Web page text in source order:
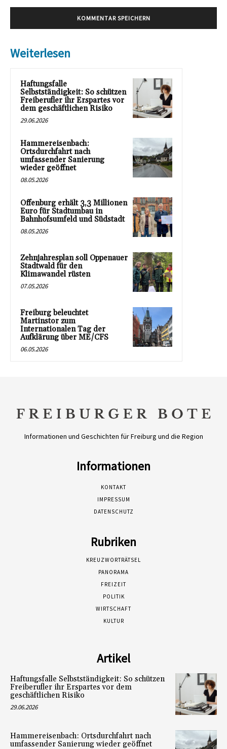
Weiterlesen
Haftungsfalle
Selbstständigkeit: So schützen
Freiberufler ihr Erspartes vor
dem geschäftlichen Risiko
29.06.2026
Hammereisenbach:
Ortsdurchfahrt nach
umfassender Sanierung
wieder geöffnet
08.05.2026
Offenburg erhält 3,3 Millionen
Euro für Stadtumbau in
Bahnhofsumfeld und Südstadt
08.05.2026
Zehnjahresplan soll Oppenauer
Stadtwald für den
Klimawandel rüsten
07.05.2026
Freiburg beleuchtet
Martinstor zum
Internationalen Tag der
Aufklärung über ME/CFS
06.05.2026
Informationen und Geschichten für Freiburg und die Region
Informationen
KONTAKT
IMPRESSUM
DATENSCHUTZ
Rubriken
KREUZWORTRÄTSEL
PANORAMA
FREIZEIT
POLITIK
WIRTSCHAFT
KULTUR
Artikel
Haftungsfalle Selbstständigkeit: So schützen
Freiberufler ihr Erspartes vor dem
geschäftlichen Risiko
29.06.2026
Hammereisenbach: Ortsdurchfahrt nach
umfassender Sanierung wieder geöffnet